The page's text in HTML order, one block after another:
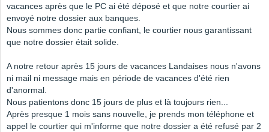
vacances après que le PC ai été déposé et que notre courtier ai
envoyé notre dossier aux banques.
Nous sommes donc partie confiant, le courtier nous garantissant
que notre dossier était solide.
A notre retour après 15 jours de vacances Landaises nous n'avons
ni mail ni message mais en période de vacances d'été rien
d'anormal.
Nous patientons donc 15 jours de plus et là toujours rien...
Après presque 1 mois sans nouvelle, je prends mon téléphone et
appel le courtier qui m'informe que notre dossier a été refusé par 2